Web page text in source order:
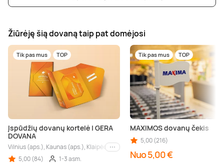
Žiūrėję šią dovaną taip pat domėjosi
Tik pas mus TOP
Įspūdžių dovanų kortelė | GERA
DOVANA
Vilnius (aps.), Kaunas (aps.), Klaipėda (aps.), Palanga (aps.), Nida (aps.),
Kiti miestai
5,00 (84)
1-3 asm.
Tik pas mus TOP
MAXIMOS dovanų čekis
5,00 (216)
Nuo 5,00 €